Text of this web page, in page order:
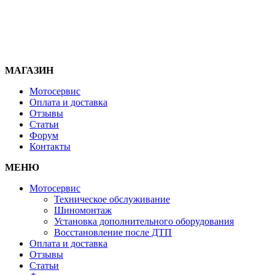
МАГАЗИН
Мотосервис
Оплата и доставка
Отзывы
Статьи
Форум
Контакты
МЕНЮ
Мотосервис
Техническое обслуживание
Шиномонтаж
Установка дополнительного оборудования
Восстановление после ДТП
Оплата и доставка
Отзывы
Статьи